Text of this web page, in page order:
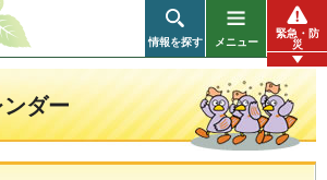
情報を探す メニュー
緊急・防
災
ダー